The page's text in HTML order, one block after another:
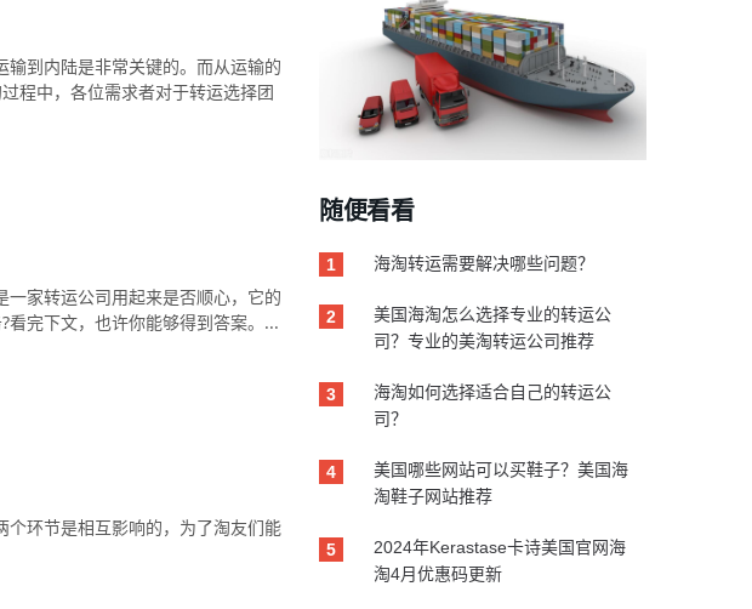
到内陆是非常关键的。而从运输的
程中，各位需求者对于转运选择团
家转运公司用起来是否顺心，它的
看完下文，也许你能够得到答案。...
个环节是相互影响的，为了淘友们能
随便看看
1 海淘转运需要解决哪些问题？
2
美国海淘怎么选择专业的转运公
司？专业的美淘转运公司推荐
3
海淘如何选择适合自己的转运公
司？
4
美国哪些网站可以买鞋子？美国海
淘鞋子网站推荐
5
2024年Kerastase卡诗美国官网海
淘4月优惠码更新